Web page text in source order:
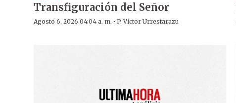
Transfiguración del Señor
Agosto 6, 2026 04:04 a. m. · P. Víctor Urrestarazu